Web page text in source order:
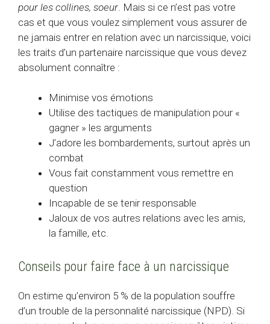
pour les collines, soeur . Mais si ce n’est pas votre
cas et que vous voulez simplement vous assurer de
ne jamais entrer en relation avec un narcissique, voici
les traits d’un partenaire narcissique que vous devez
absolument connaître :
Minimise vos émotions
Utilise des tactiques de manipulation pour «
gagner » les arguments
J’adore les bombardements, surtout après un
combat
Vous fait constamment vous remettre en
question
Incapable de se tenir responsable
Jaloux de vos autres relations avec les amis,
la famille, etc.
Conseils pour faire face à un narcissique
On estime qu’environ 5 % de la population souffre
d’un trouble de la personnalité narcissique (NPD). Si